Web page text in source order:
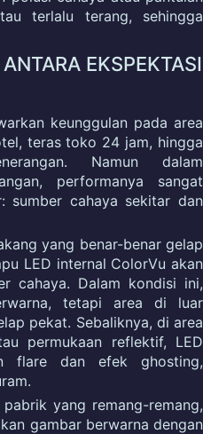
terlalu terang, sehingga
EKSPEKTASI
keunggulan pada area
teras toko 24 jam, hingga
Namun dalam
performanya sangat
sumber cahaya sekitar dan
yang benar-benar gelap
LED internal ColorVu akan
cahaya. Dalam kondisi ini,
tetapi area di luar
pekat. Sebaliknya, di area
permukaan reflektif, LED
flare dan efek ghosting,
yang remang-remang,
gambar berwarna dengan